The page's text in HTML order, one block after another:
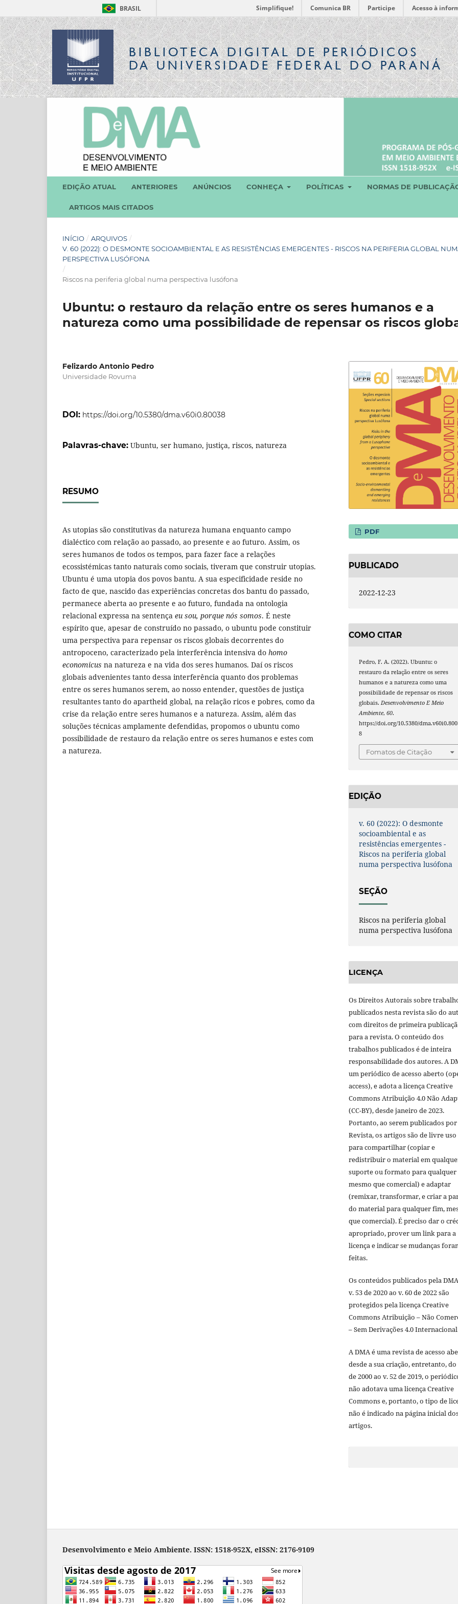
BRASIL Simplifique! Comunica BR Participe Acesso à
BIBLIOTECA DIGITALDE PERIÓDICOS
DA UNIVERSIDADE FEDERAL DO PARANÁ
EDIÇÃO ATUAL ANTERIORES ANÚNCIOS CONHEÇA POLÍTICAS NORMAS DE
ARTIGOS MAIS CITADOS
INÍCIO / ARQUIVOS /
V. 60 (2022): O DESMONTE SOCIOAMBIENTAL E AS RESISTÊNCIAS EMERGENTES - RISCOS NA PERIFERIA GLOBAL
PERSPECTIVA LUSÓFONA
/
Riscos na periferia global numa perspectiva lusófona
Ubuntu: o restauro da relação entre os seres humanos e a
natureza como uma possibilidade de repensar os riscos
Felizardo Antonio Pedro
Universidade Rovuma
DOI: https://doi.org/10.5380/dma.v60i0.80038
Palavras-chave: Ubuntu, ser humano, justiça, riscos, natureza
RESUMO
As utopias são constitutivas da natureza humana enquanto campo
dialéctico com relação ao passado, ao presente e ao futuro. Assim, os
seres humanos de todos os tempos, para fazer face a relações
ecossistémicas tanto naturais como sociais, tiveram que construir utopias.
Ubuntu é uma utopia dos povos bantu. A sua especificidade reside no
facto de que, nascido das experiências concretas dos bantu do passado,
permanece aberta ao presente e ao futuro, fundada na ontologia
relacional expressa na sentença eu sou, porque nós somos. É neste
espírito que, apesar de construído no passado, o ubuntu pode constituir
uma perspectiva para repensar os riscos globais decorrentes do
antropoceno, caracterizado pela interferência intensiva do homo
economicus na natureza e na vida dos seres humanos. Daí os riscos
globais advenientes tanto dessa interferência quanto dos problemas
entre os seres humanos serem, ao nosso entender, questões de justiça
resultantes tanto do apartheid global, na relação ricos e pobres, como da
crise da relação entre seres humanos e a natureza. Assim, além das
soluções técnicas amplamente defendidas, propomos o ubuntu como
possibilidade de restauro da relação entre os seres humanos e estes com
a natureza.
PDF
PUBLICADO
2022-12-23
COMO CITAR
Pedro, F. A. (2022). Ubuntu: o
restauro da relação entre os seres
humanos e a natureza como uma
possibilidade de repensar os riscos
globais.Desenvolvimento E Meio
Ambiente,60.
https://doi.org/10.5380/
8
Fomatos de Citação
EDIÇÃO
v. 60 (2022): O desmonte
socioambiental e as
resistências emergentes -
Riscos na periferia global
numa perspectiva lusófona
SEÇÃO
Riscos na periferia global
numa perspectiva lusófona
LICENÇA
Os Direitos Autorais sobre
publicados nesta revista são do
com direitos de primeira
para a revista. O conteúdo dos
trabalhos publicados é de inteira
responsabilidade dos autores. A
um periódico de acesso aberto
access), e adota a licença Creative
Commons Atribuição 4.0 Não
(CC-BY), desde janeiro de 2023.
Portanto, ao serem publicados por
Revista, os artigos são de livre uso
para compartilhar (copiar e
redistribuir o material em
suporte ou formato para
mesmo que comercial) e adaptar
(remixar, transformar, e criar a
do material para qualquer fim,
que comercial). É preciso dar o
apropriado, prover um link para a
licença e indicar se mudanças
feitas.
Os conteúdos publicados pela
v. 53 de 2020 ao v. 60 de 2022 são
protegidos pela licença Creative
Commons Atribuição – Não
– Sem Derivações 4.0
A DMA é uma revista de acesso
desde a sua criação, entretanto, do
de 2000 ao v. 52 de 2019, o
não adotava uma licença Creative
Commons e, portanto, o tipo de
não é indicado na página inicial
artigos.
Desenvolvimento e Meio Ambiente. ISSN: 1518-952X, eISSN: 2176-9109